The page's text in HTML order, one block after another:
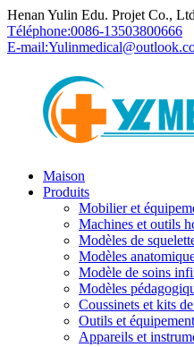
Henan Yulin Edu. Projet Co.,
Téléphone:0086-13503800666
E-mail:
Maison
Produits
Mobilier et
Machines et outils
Modèles de
Modèles
Modèle de soins
Modèles
Coussinets et kits
Outils et
Appareils et